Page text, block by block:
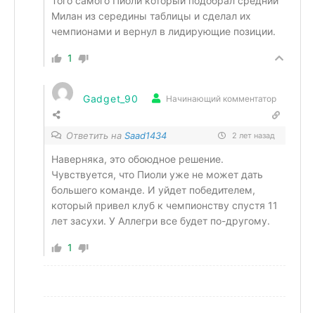
Милан из середины таблицы и сделал их
чемпионами и вернул в лидирующие позиции.
1
Gadget_90 Начинающий комментатор
Ответить на Saad1434 2 лет назад
Наверняка, это обоюдное решение.
Чувствуется, что Пиоли уже не может дать
большего команде. И уйдет победителем,
который привел клуб к чемпионству спустя 11
лет засухи. У Аллегри все будет по-другому.
1